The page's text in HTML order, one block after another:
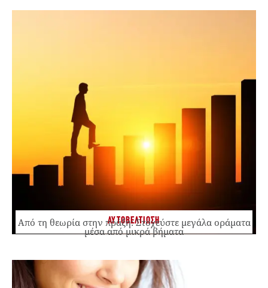
ΑΥΤΟΒΕΛΤΙΩΣΗ
Από τη θεωρία στην πράξη: Στοχεύστε μεγάλα οράματα
μέσα από μικρά βήματα